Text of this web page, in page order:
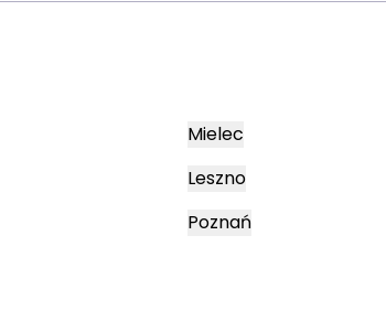
Mielec
Leszno
Poznań